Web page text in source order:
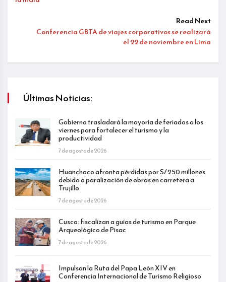
Read Next
Conferencia GBTA de viajes corporativos se realizará
el 22 de noviembre en Lima
Últimas Noticias:
Gobierno trasladará la mayoría de feriados a los
viernes para fortalecer el turismo y la
productividad
7 de agosto de 2026
Huanchaco afronta pérdidas por S/ 250 millones
debido a paralización de obras en carretera a
Trujillo
7 de agosto de 2026
Cusco: fiscalizan a guías de turismo en Parque
Arqueológico de Pisac
7 de agosto de 2026
Impulsan la Ruta del Papa León XIV en
Conferencia Internacional de Turismo Religioso